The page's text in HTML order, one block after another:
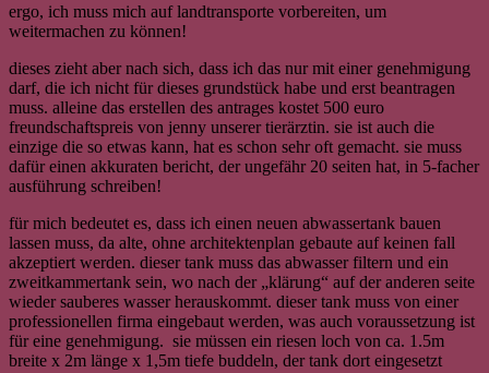
ergo, ich muss mich auf landtransporte vorbereiten, um
weitermachen zu können!
dieses zieht aber nach sich, dass ich das nur mit einer genehmigung
darf, die ich nicht für dieses grundstück habe und erst beantragen
muss. alleine das erstellen des antrages kostet 500 euro
freundschaftspreis von jenny unserer tierärztin. sie ist auch die
einzige die so etwas kann, hat es schon sehr oft gemacht. sie muss
dafür einen akkuraten bericht, der ungefähr 20 seiten hat, in 5-facher
ausführung schreiben!
für mich bedeutet es, dass ich einen neuen abwassertank bauen
lassen muss, da alte, ohne architektenplan gebaute auf keinen fall
akzeptiert werden. dieser tank muss das abwasser filtern und ein
zweitkammertank sein, wo nach der „klärung“ auf der anderen seite
wieder sauberes wasser herauskommt. dieser tank muss von einer
professionellen firma eingebaut werden, was auch voraussetzung ist
für eine genehmigung. sie müssen ein riesen loch von ca. 1.5m
breite x 2m länge x 1,5m tiefe buddeln, der tank dort eingesetzt